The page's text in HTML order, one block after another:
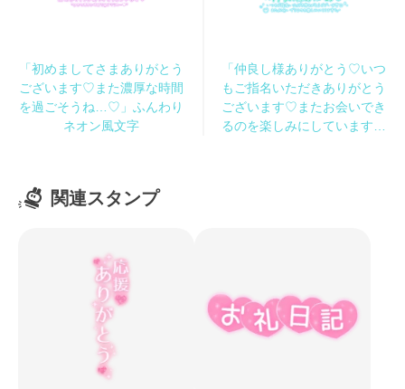
「初めましてさまありがとう
ございます♡また濃厚な時間
を過ごそうね…♡」ふんわり
ネオン風文字
「仲良し様ありがとう♡いつ
もご指名いただきありがとう
ございます♡またお会いでき
るのを楽しみにしています」
関連スタンプ